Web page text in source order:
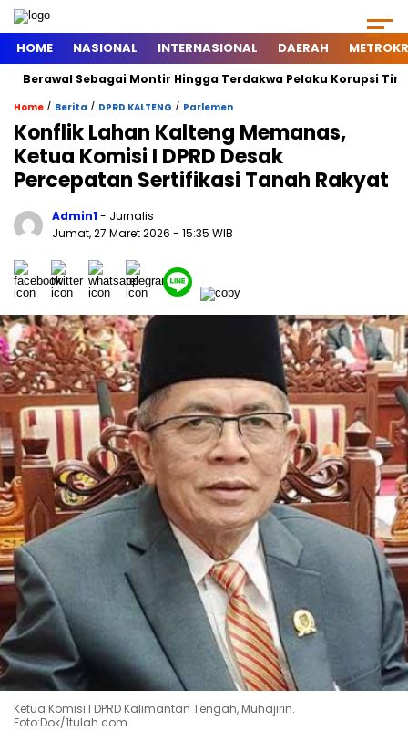
HOME NASIONAL INTERNASIONAL DAERAH
Sebagai Montir Hingga Terdakwa Pelaku Korupsi Timah,
Home / Berita / DPRD KALTENG / Parlemen
Konflik Lahan Kalteng Memanas,
Ketua Komisi I DPRD Desak
Percepatan Sertifikasi Tanah Rakyat
Admin1- Jurnalis
Jumat, 27 Maret 2026 - 15:35 WIB
Ketua Komisi I DPRD Kalimantan Tengah, Muhajirin.
Foto:Dok/1tulah.com